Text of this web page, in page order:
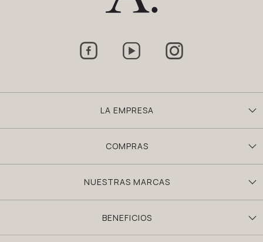
LA EMPRESA
COMPRAS
NUESTRAS MARCAS
BENEFICIOS
  